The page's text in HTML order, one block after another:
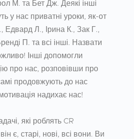
М. та Бет Дж. Деякі інші
у нас приватні уроки, як-от
Едвард Л., Ірина К., Зак Г.,
П. та всі інші. Назвати
Інші допомогли
про нас, розповівши про
продовжують до нас
надихає нас!
які роблять CR
є, старі, нові, всі вони. Ви